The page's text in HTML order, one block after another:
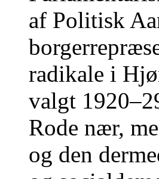
af Politisk
radikale i
valgt
Rode nær,
og den